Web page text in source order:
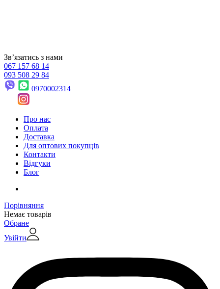
Звʼязатись з нами
067 157 68 14
093 508 29 84
0970002314
Про нас
Оплата
Доставка
Для оптових покупців
Контакти
Відгуки
Блог
Порівняння
Немає товарів
Обране
Увійти